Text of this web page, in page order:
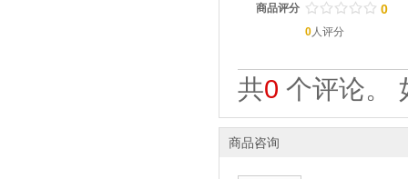
商品评分 / / / / /
. . . . . 0
0人评分
共0 个评论。
商品咨询